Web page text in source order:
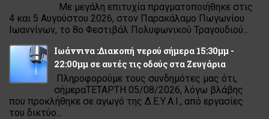
Με μεγάλη επιτυχία πραγματοποιήθηκε στις
4 και 5 Αυγούστου 2026, στον Παρακάλαμο Πωγωνίου
Ιωαννίνων, το 8ο Φεστιβάλ Πολυφωνικού Τραγουδιού...
Ιωάννινα :Διακοπή νερού σήμερα 15:30μμ -
22:00μμ σε αυτές τις οδούς στα Ζευγάρια
Πληροφορούμε τους συνδημότες μας ότι,
σήμεραΤΕΤΑΡΤΗ 05/08/2026, λόγω βλάβης
που προκλήθηκε σε αγωγό της Δ.Ε.Υ.Α.Ι., από εργασίες
του δικτύο...